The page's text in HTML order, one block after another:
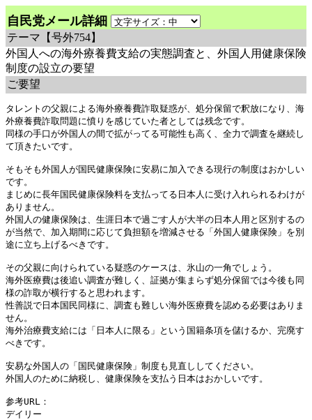
自民党メール詳細
テーマ 【号外754】
外国人への海外療養費支給の実態調査と、外国人用健康保険
制度の設立の要望
ご要望
タレントの父親による海外療養費詐取疑惑が、処分保留で釈放になり、海
外療養費詐取問題に憤りを感じていた者としては残念です。
同様の手口が外国人の間で拡がってる可能性も高く、全力で調査を継続し
て頂きたいです。
そもそも外国人が国民健康保険に安易に加入できる現行の制度はおかしい
です。
まじめに長年国民健康保険料を支払ってる日本人に受け入れられるわけが
ありません。
外国人の健康保険は、生涯日本で過ごす人が大半の日本人用と区別するの
が当然で、加入期間に応じて負担額を増減させる「外国人健康保険」を別
途に立ち上げるべきです。
その父親に向けられている疑惑のケースは、氷山の一角でしょう。
海外医療費は後追い調査が難しく、証拠が集まらず処分保留では今後も同
様の詐取が横行すると思われます。
性善説で日本国民同様に、調査も難しい海外医療費を認める必要はありま
せん。
海外治療費支給には「日本人に限る」という国籍条項を儲けるか、完廃す
べきです。
安易な外国人の「国民健康保険」制度も見直ししてください。
外国人のために納税し、健康保険を支払う日本はおかしいです。
参考URL：
デイリー